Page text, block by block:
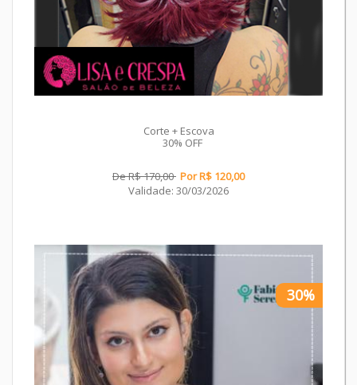
Corte + Escova
30% OFF
De R$ 170,00 Por R$ 120,00
Validade: 30/03/2026
30%